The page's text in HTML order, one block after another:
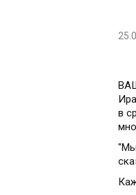
в
"Мы